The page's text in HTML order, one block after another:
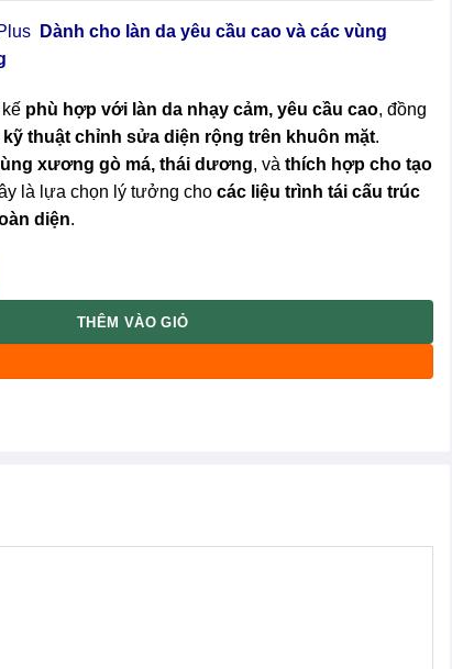
Dành cho làn da yêu cầu cao và các vùng
phù hợp với làn da nhạy cảm, yêu cầu cao, đồng
kỹ thuật chỉnh sửa diện rộng trên khuôn mặt.
xương gò má, thái dương, và thích hợp cho tạo
là lựa chọn lý tưởng cho các liệu trình tái cấu trúc
diện.
Q Plus 1x1.1ml FILLER Tạo Hình Vùng Gò Má, Cằm,
THÊM VÀO GIỎ